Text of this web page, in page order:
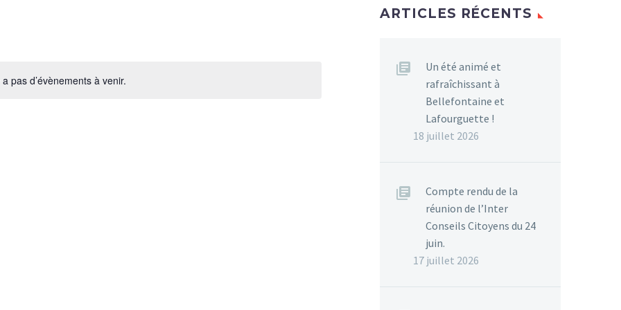
a pas d’évènements à venir.
ARTICLES RÉCENTS
Un été animé et
rafraîchissant à
Bellefontaine et
Lafourguette !
18 juillet 2026
Compte rendu de la
réunion de l’Inter
Conseils Citoyens du 24
juin.
17 juillet 2026